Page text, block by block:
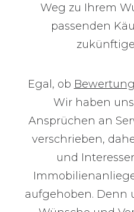
Weg zu Ihrem
passenden
Egal, ob Bewertung
Wir haben
Ansprüchen an
verschrieben,
und
aufgehoben. Denn